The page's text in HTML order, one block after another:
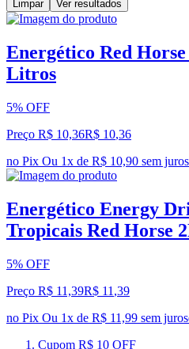
Limpar Ver resultados
Energético Red
Litros
5% OFF
Preço R$ 10,36R$ 10,36
no Pix Ou 1x de R$ 10,90 sem juros
Energético Energy
Tropicais Red Horse
5% OFF
Preço R$ 11,39R$ 11 ,39
no Pix Ou 1x de R$ 11,99 sem juros
Cupom R$ 10 OFF